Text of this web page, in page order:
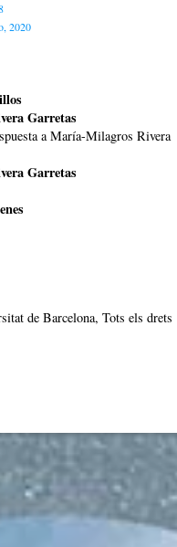
2020
Garretas
a María-Milagros Rivera
Garretas
de Barcelona, Tots els drets